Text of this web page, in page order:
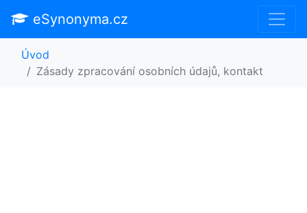
eSynonyma.cz
Úvod
Zásady zpracování osobních údajů, kontakt